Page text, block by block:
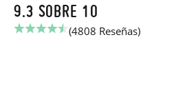
9.3 SOBRE 10
(4808 Reseñas)